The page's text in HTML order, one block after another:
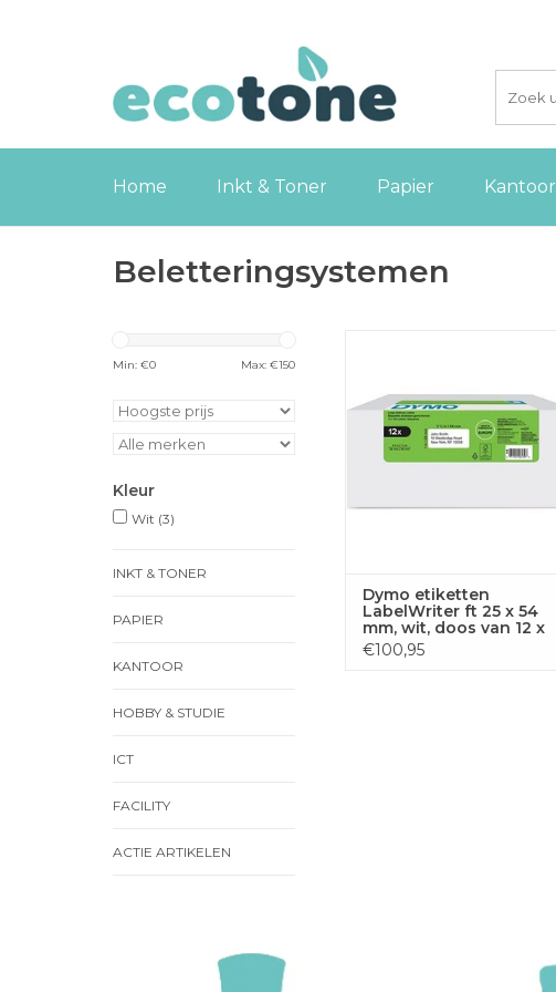
Home Inkt & Toner Papier Kantoor
Beletteringsystemen
Min: €0 Max: €150
Kleur
Wit (3)
INKT & TONER
PAPIER
KANTOOR
HOBBY & STUDIE
ICT
FACILITY
ACTIE ARTIKELEN
TOEVOEGEN AAN
WINKELWAGEN
Dymo etiketten
LabelWriter ft 25 x 54
mm, wit, doos van 12 x
500 etiketten
€100,95